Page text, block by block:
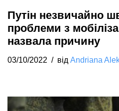
Путін незвичайно
проблеми з
назвала причину
03/10/2022 від Andriana